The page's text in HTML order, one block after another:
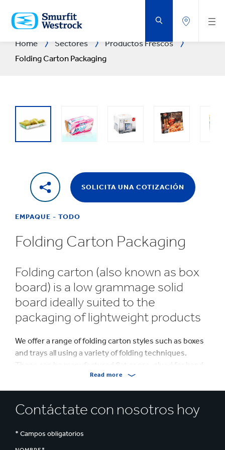
AL
CONTENIDO
PRINCIPAL
Home Sectores
Productos Frescos
Folding Carton Packaging
SOLICITA UNA COTIZACIÓN
EMPAQUE - TODO
Folding Carton Packaging
Folding carton (also known as box
board) is a low grammage solid
board ideally suited to the
packaging of lightweight products
We offer a range of folding carton styles such as boxes
and trays all using a variety of folding techniques.
These can be manufactured flat or pre-glued for hand
or machine erect based on your requirements.
‘curves’, creating innovatively shaped packs that can
shape, in combination with high quality print, creates
an eye-catching pack maximising both brand impact
Read more
Contáctate con nosotros hoy
* Campos obligatorios